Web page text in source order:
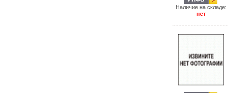
Наличие на складе:
нет